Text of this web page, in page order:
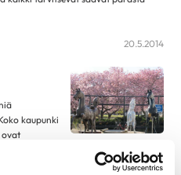
vaaratekijät
1
12
1
2
20.5.2014
kaupunki
ovat
ja kuvaavat väriloistoa.
syntyy jutunjuurta